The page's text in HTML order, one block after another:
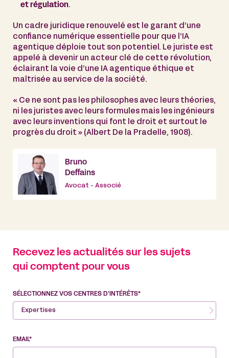
et régulation.
Un cadre juridique renouvelé est le garant d’une
confiance numérique essentielle pour que l’IA
agentique déploie tout son potentiel. Le juriste est
appelé à devenir un acteur clé de cette révolution,
éclairant la voie d’une IA agentique éthique et
maîtrisée au service de la société.
« Ce ne sont pas les philosophes avec leurs théories,
ni les juristes avec leurs formules mais les ingénieurs
avec leurs inventions qui font le droit et surtout le
progrès du droit » (Albert De la Pradelle, 1908).
Bruno
Deffains
Avocat - Associé
Recevez les actualités sur les sujets
qui comptent pour vous
SÉLECTIONNEZ VOS CENTRES D’INTÉRÊTS*
Expertises
EMAIL*